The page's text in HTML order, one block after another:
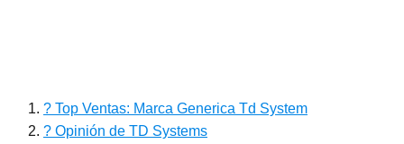
? Top Ventas: Marca Generica Td System
? Opinión de TD Systems